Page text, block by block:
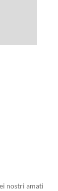
nostri amati